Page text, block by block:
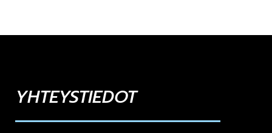
YHTEYSTIEDOT